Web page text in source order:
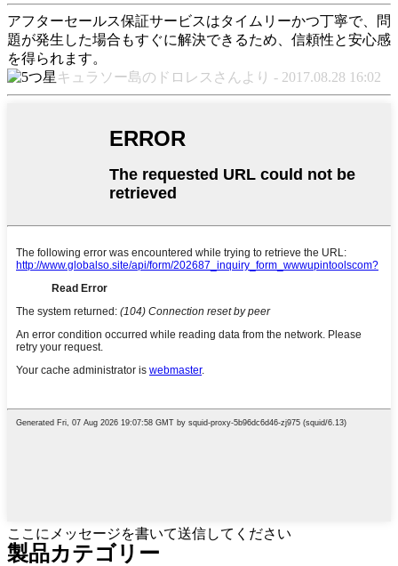
アフターセールス保証サービスはタイムリーかつ丁寧で、問
題が発生した場合もすぐに解決できるため、信頼性と安心感
を得られます。
キュラソー島のドロレスさんより - 2017.08.28 16:02
ここにメッセージを書いて送信してください
製品カテゴリー